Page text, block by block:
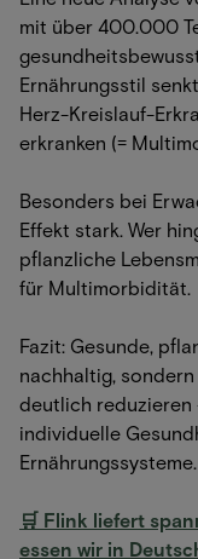
mit über 400.000
Ernährungsstil
Herz-Kreislauf-
erkranken (=
Besonders bei
Effekt stark. Wer
pflanzliche
für Multimorbidität.
Fazit: Gesunde,
nachhaltig,
deutlich reduzieren
individuelle
Ernährungssysteme.
🛒 Flink liefert
essen wir in